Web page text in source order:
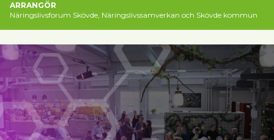
ARRANGÖR
Näringslivsforum Skövde, Näringslivssamverkan och Skövde kommun